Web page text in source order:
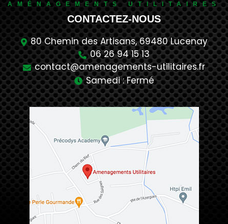
AMÉNAGEMENTS UTILITAIRES
CONTACTEZ-NOUS
80 Chemin des Artisans, 69480 Lucenay
06 26 94 15 13
contact@amenagements-utilitaires.fr
Samedi : Fermé